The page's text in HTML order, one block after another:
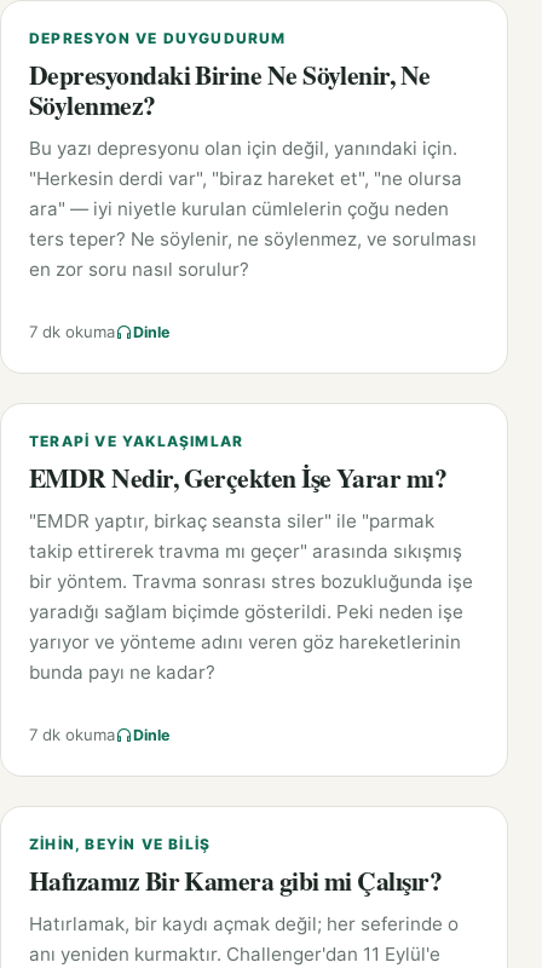
DEPRESYON VE DUYGUDURUM
Depresyondaki Birine Ne Söylenir, Ne
Söylenmez?
Bu yazı depresyonu olan için değil, yanındaki için.
"Herkesin derdi var", "biraz hareket et", "ne olursa
ara" — iyi niyetle kurulan cümlelerin çoğu neden
ters teper? Ne söylenir, ne söylenmez, ve sorulması
en zor soru nasıl sorulur?
7 dk okuma Dinle
TERAPI VE YAKLAŞIMLAR
EMDR Nedir, Gerçekten İşe Yarar mı?
"EMDR yaptır, birkaç seansta siler" ile "parmak
takip ettirerek travma mı geçer" arasında sıkışmış
bir yöntem. Travma sonrası stres bozukluğunda işe
yaradığı sağlam biçimde gösterildi. Peki neden işe
yarıyor ve yönteme adını veren göz hareketlerinin
bunda payı ne kadar?
7 dk okuma Dinle
ZIHIN, BEYIN VE BILIŞ
Hafızamız Bir Kamera gibi mi Çalışır?
Hatırlamak, bir kaydı açmak değil; her seferinde o
anı yeniden kurmaktır. Challenger'dan 11 Eylül'e